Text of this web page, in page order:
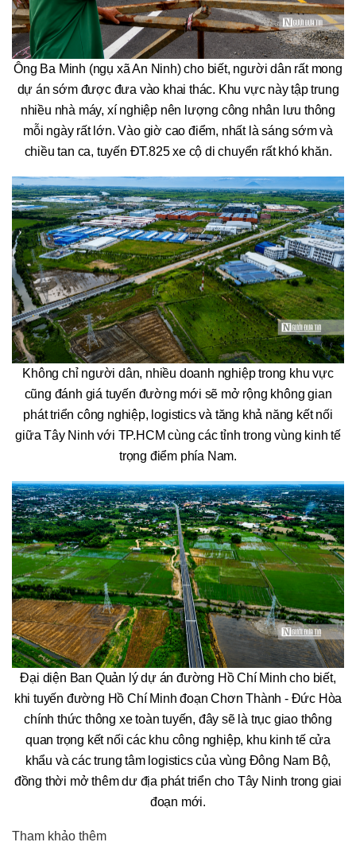
Ông Ba Minh (ngụ xã An Ninh) cho biết, người dân rất mong
dự án sớm được đưa vào khai thác. Khu vực này tập trung
nhiều nhà máy, xí nghiệp nên lượng công nhân lưu thông
mỗi ngày rất lớn. Vào giờ cao điểm, nhất là sáng sớm và
chiều tan ca, tuyến ĐT.825 xe cộ di chuyển rất khó khăn.
Không chỉ người dân, nhiều doanh nghiệp trong khu vực
cũng đánh giá tuyến đường mới sẽ mở rộng không gian
phát triển công nghiệp, logistics và tăng khả năng kết nối
giữa Tây Ninh với TP.HCM cùng các tỉnh trong vùng kinh tế
trọng điểm phía Nam.
Đại diện Ban Quản lý dự án đường Hồ Chí Minh cho biết,
khi tuyến đường Hồ Chí Minh đoạn Chơn Thành - Đức Hòa
chính thức thông xe toàn tuyến, đây sẽ là trục giao thông
quan trọng kết nối các khu công nghiệp, khu kinh tế cửa
khẩu và các trung tâm logistics của vùng Đông Nam Bộ,
đồng thời mở thêm dư địa phát triển cho Tây Ninh trong giai
đoạn mới.
Tham khảo thêm